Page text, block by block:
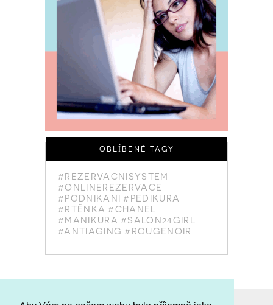
OBLÍBENÉ TAGY
#REZERVACNISYSTEM
#ONLINEREZERVACE
#PODNIKANI #PEDIKURA
#RTĚNKA #CHANEL
#MANIKURA #SALON24GIRL
#ANTIAGING #ROUGENOIR